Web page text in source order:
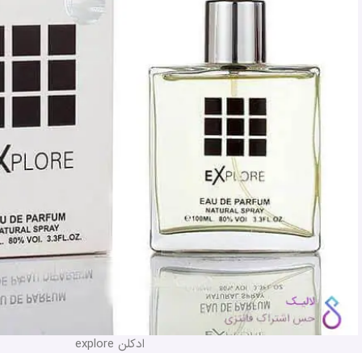
ادکلن explore